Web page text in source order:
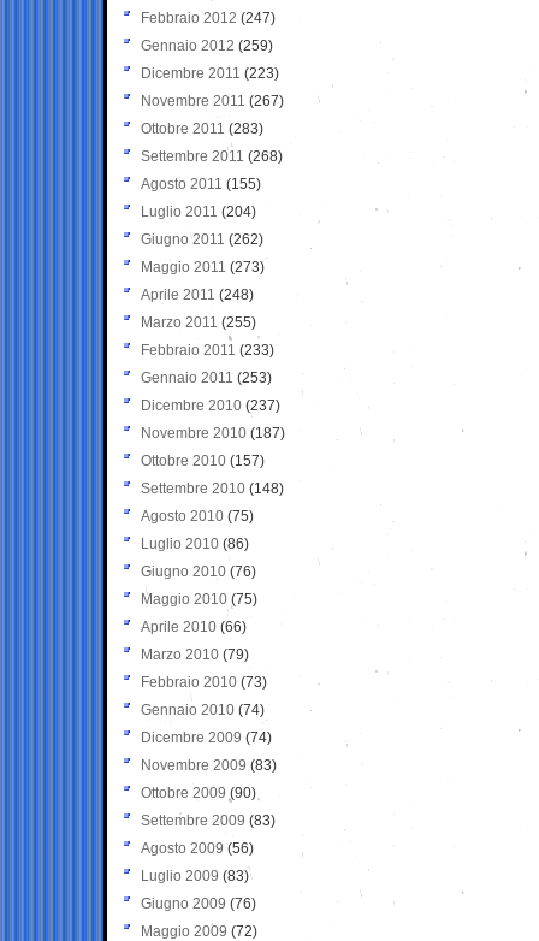
Febbraio 2012 (247)
Gennaio 2012 (259)
Dicembre 2011 (223)
Novembre 2011 (267)
Ottobre 2011 (283)
Settembre 2011 (268)
Agosto 2011 (155)
Luglio 2011 (204)
Giugno 2011 (262)
Maggio 2011 (273)
Aprile 2011 (248)
Marzo 2011 (255)
Febbraio 2011 (233)
Gennaio 2011 (253)
Dicembre 2010 (237)
Novembre 2010 (187)
Ottobre 2010 (157)
Settembre 2010 (148)
Agosto 2010 (75)
Luglio 2010 (86)
Giugno 2010 (76)
Maggio 2010 (75)
Aprile 2010 (66)
Marzo 2010 (79)
Febbraio 2010 (73)
Gennaio 2010 (74)
Dicembre 2009 (74)
Novembre 2009 (83)
Ottobre 2009 (90)
Settembre 2009 (83)
Agosto 2009 (56)
Luglio 2009 (83)
Giugno 2009 (76)
Maggio 2009 (72)